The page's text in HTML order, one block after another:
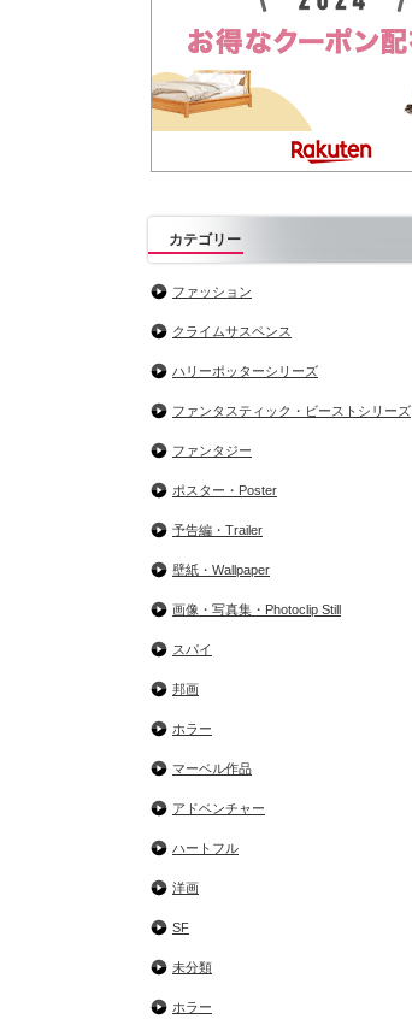
カテゴリー
ファッション
クライムサスペンス
ハリーポッターシリーズ
ファンタスティック・ビーストシリーズ
ファンタジー
ポスター・Poster
予告編・Trailer
壁紙・Wallpaper
画像・写真集・Photoclip Still
スパイ
邦画
ホラー
マーベル作品
アドベンチャー
ハートフル
洋画
SF
未分類
ホラー